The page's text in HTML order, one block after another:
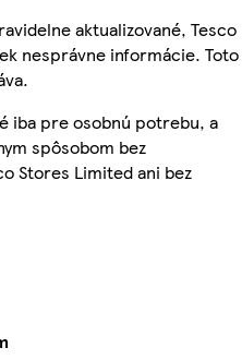
aktualizované, Tesco
nesprávne informácie. Toto
iba pre osobnú potrebu, a
spôsobom bez
Stores Limited ani bez